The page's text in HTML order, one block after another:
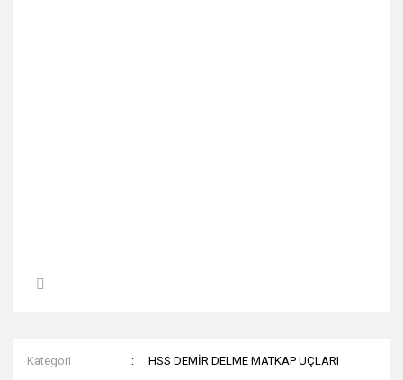
Kategori
HSS DEMİR DELME MATKAP UÇLARI